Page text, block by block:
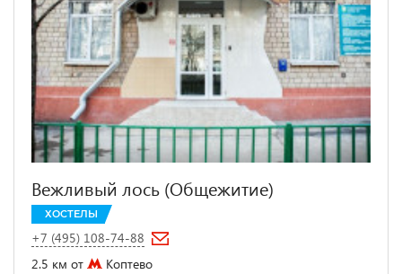
Вежливый лось (Общежитие)
ХОСТЕЛЫ
+7 (495) 108-74-88
2.5 км от
Коптево